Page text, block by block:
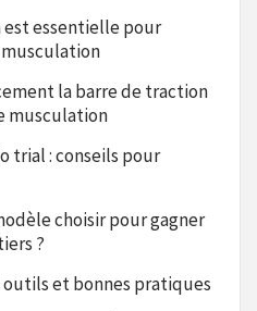
essentielle pour
musculation
la barre de traction
musculation
trial : conseils pour
choisir pour gagner
?
outils et bonnes pratiques